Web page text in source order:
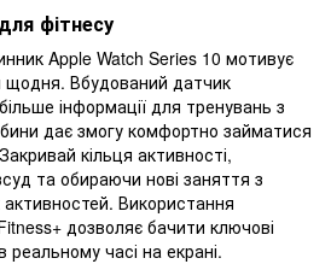
фітнесу
Apple Watch Series 10 мотивує
Вбудований датчик
інформації для тренувань з
дає змогу комфортно займатися
кільця активності,
та обираючи нові заняття з
Використання
дозволяє бачити ключові
часі на екрані.